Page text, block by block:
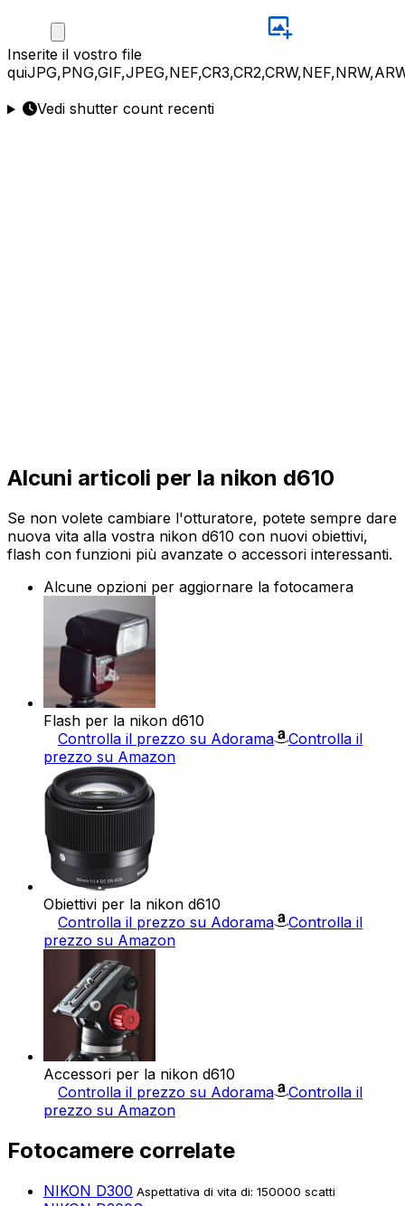
Inserite il vostro file
qui
Vedi shutter count recenti
Alcuni articoli per la nikon d610
Se non volete cambiare l'otturatore, potete sempre dare
nuova vita alla vostra nikon d610 con nuovi obiettivi,
flash con funzioni più avanzate o accessori interessanti.
Alcune opzioni per aggiornare la fotocamera
Flash per la nikon d610
Controlla il prezzo su Adorama
Controlla il
prezzo su Amazon
Obiettivi per la nikon d610
Controlla il prezzo su Adorama
Controlla il
prezzo su Amazon
Accessori per la nikon d610
Controlla il prezzo su Adorama
Controlla il
prezzo su Amazon
Fotocamere correlate
NIKON D300 Aspettativa di vita di: 150000 scatti